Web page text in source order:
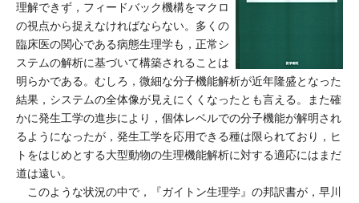
理解できず，フィードバック機構をマクロ
の視点から捉えなければならない。多くの
臨床医の関心である病態生理学も，正常シ
ステムの解析に基づいて構築されることは
明らかである。むしろ，微細な分子機能解析が近年隆盛となった
結果，システムの全体像が見えにくくなったとも言える。また確
かに発生工学の進歩により，個体レベルでの分子機能が解明され
るようになったが，発生工学を応用できる種は限られており，ヒ
トをはじめとする大型動物の生理機能解析に対する適応にはまだ
道は遠い。
このような状況の中で，『ガイトン生理学』の邦訳書が，早川